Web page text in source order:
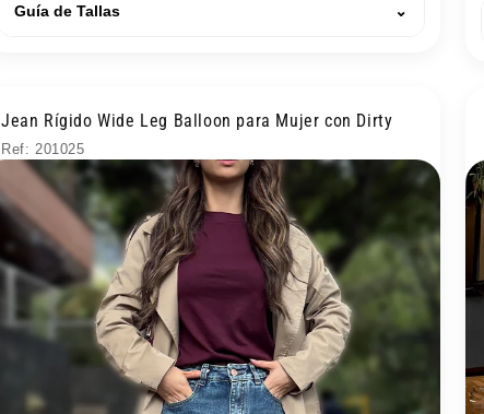
Guía de Tallas ⌄
Jean Rígido Wide Leg Balloon para Mujer con Dirty
Ref: 201025